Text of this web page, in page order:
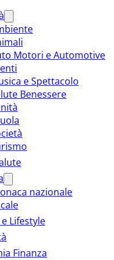
Motori e Automotive
e Spettacolo
Benessere
nazionale
Lifestyle
Finanza